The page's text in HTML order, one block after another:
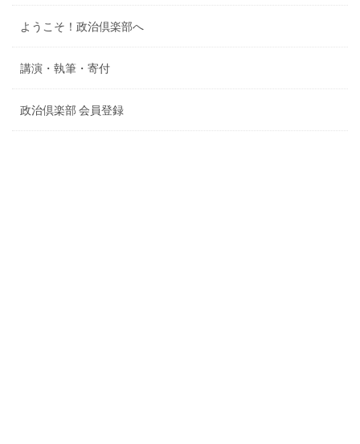
ようこそ！政治倶楽部へ
講演・執筆・寄付
政治倶楽部 会員登録